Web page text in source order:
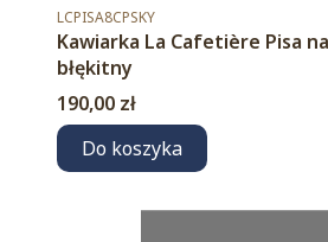
Kod produktu
LCPISA8CPSKY
Kawiarka La Cafetière Pisa
błękitny
Cena
190,00 zł
Do koszyka